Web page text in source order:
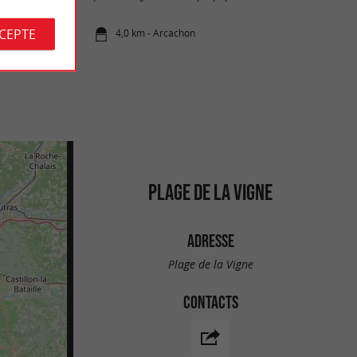
4,0 km - Arcachon
PLAGE DE LA VIGNE
ADRESSE
Plage de la Vigne
CONTACTS